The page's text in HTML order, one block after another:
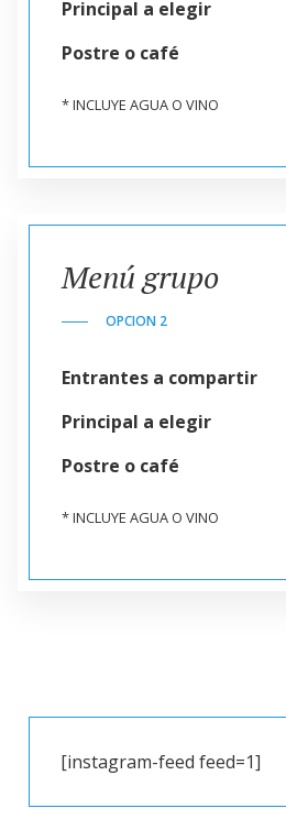
Principal a elegir
Postre o café
* INCLUYE AGUA O VINO
Menú grupo
OPCION 2
Entrantes a compartir
Principal a elegir
Postre o café
* INCLUYE AGUA O VINO
[instagram-feed feed=1]